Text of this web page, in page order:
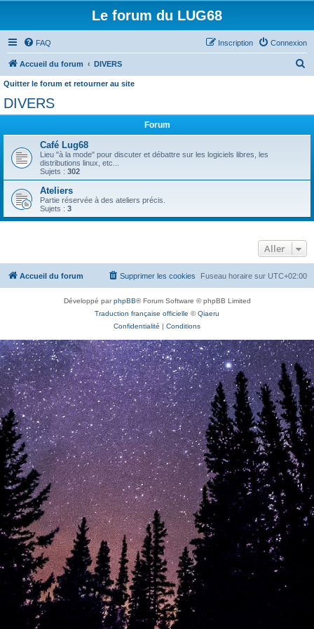
Le forum du LUG68
FAQ Connexion
Inscription
Accueil du forum DIVERS
h
h
Quitter le forum et retourner au site
DIVERS
Forum
Café Lug68
Lieu "à la mode" pour discuter et débattre sur les logiciels libres, les
distributions linux, etc...
Sujets : 302
Ateliers
Partie réservée à des ateliers précis.
Sujets : 3
Aller
Accueil du forum Fuseau horaire sur UTC+02:00
Supprimer les cookies
Développé parphpBB® Forum Software © phpBB Limited
Traduction française officielle ©Qiaeru
Confidentialité | Conditions